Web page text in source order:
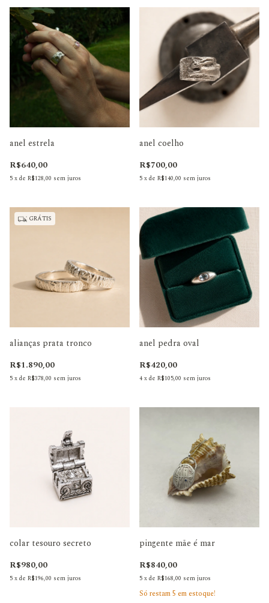
anel estrela
R$640,00
5xde R$128,00 sem juros
anel coelho
R$700,00
5xde R$140,00 sem juros
GRÁTIS
alianças prata tronco
R$1.890,00
5xde R$378,00 sem juros
anel pedra oval
R$420,00
4xde R$105,00 sem juros
colar tesouro secreto
R$980,00
5xde R$196,00 sem juros
pingente mãe é mar
R$840,00
5xde R$168,00 sem juros
Só restam5 em estoque!